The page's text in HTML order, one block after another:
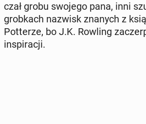
czał grobu swojego pana, inni
grob­kach nazwisk znanych z
Pot­te­rze, bo J.K. Rowling
in­spi­ra­cji.